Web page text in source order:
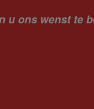
u ons wenst te